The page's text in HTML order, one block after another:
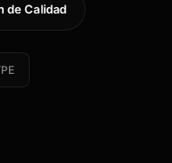
de Calidad